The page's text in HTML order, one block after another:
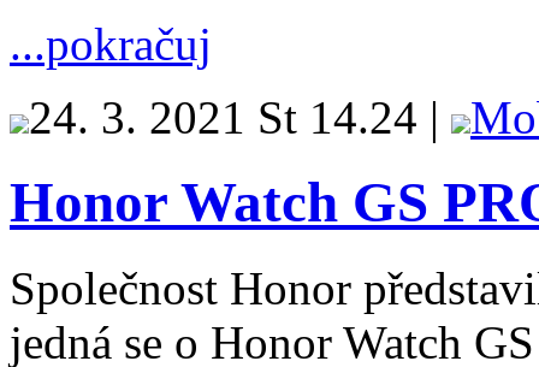
...pokračuj
24. 3. 2021 St 14.24 |
Honor Watch GS
Společnost Honor
jedná se o Honor Watch